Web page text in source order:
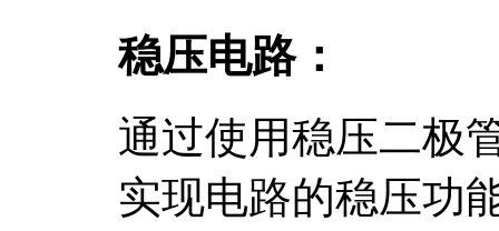
稳压电路：
通过使用稳压二极
实现电路的稳压功